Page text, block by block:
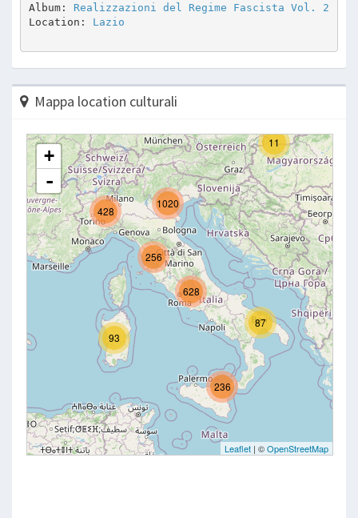
Album: Realizzazioni del Regime Fascista Vol. 2
Location: Lazio
Mappa location culturali